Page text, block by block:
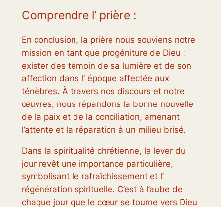
Comprendre l’ prière :
En conclusion, la prière nous souviens notre
mission en tant que progéniture de Dieu :
exister des témoin de sa lumière et de son
affection dans l’ époque affectée aux
ténèbres. À travers nos discours et notre
œuvres, nous répandons la bonne nouvelle
de la paix et de la conciliation, amenant
l’attente et la réparation à un milieu brisé.
Dans la spiritualité chrétienne, le lever du
jour revêt une importance particulière,
symbolisant le rafraîchissement et l’
régénération spirituelle. C’est à l’aube de
chaque jour que le cœur se tourne vers Dieu